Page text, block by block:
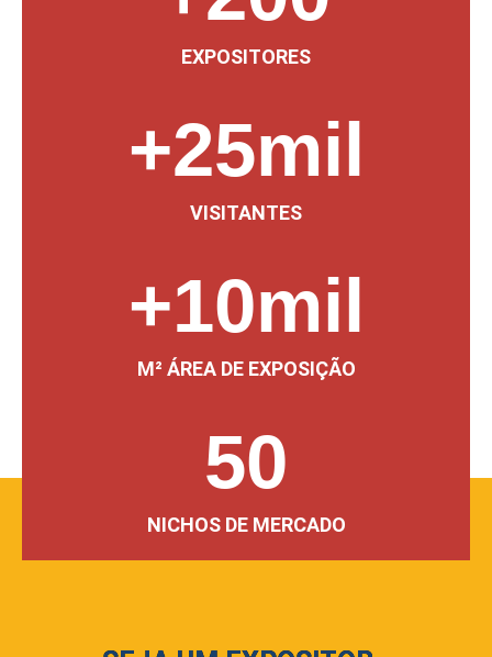
EXPOSITORES
VISITANTES
+25mil
M² ÁREA DE EXPOSIÇÃO
+10mil
NICHOS DE MERCADO
50